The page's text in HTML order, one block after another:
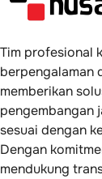
Tim profesional
berpengalaman
memberikan
pengembangan
sesuai dengan
Dengan
mendukung